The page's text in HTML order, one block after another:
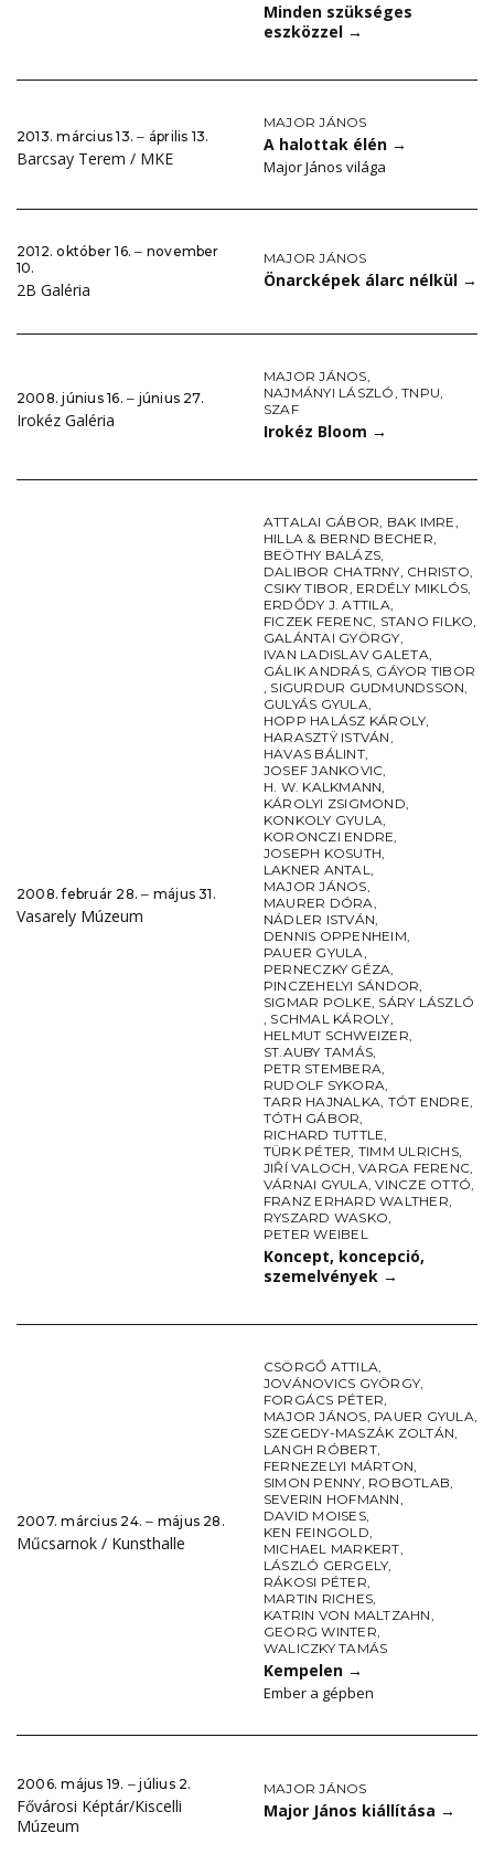
Minden szükséges
eszközzel →
2013. március 13. ‒ április 13.
Barcsay Terem / MKE
MAJOR JÁNOS
A halottak élén →
Major János világa
2012. október 16. ‒ november
10.
2B Galéria
MAJOR JÁNOS
Önarcképek álarc nélkül →
2008. június 16. ‒ június 27.
Irokéz Galéria
MAJOR JÁNOS,
NAJMÁNYI LÁSZLÓ,TNPU,
SZAF
Irokéz Bloom →
2008. február 28. ‒ május 31.
Vasarely Múzeum
ATTALAI GÁBOR, BAK IMRE,
HILLA & BERND BECHER,
BEÖTHY BALÁZS,
DALIBOR CHATRNY, CHRISTO,
CSIKY TIBOR, ERDÉLY MIKLÓS,
ERDŐDY J. ATTILA,
FICZEK FERENC, STANO FILKO,
GALÁNTAI GYÖRGY,
IVAN LADISLAV GALETA,
GÁLIK ANDRÁS, GÁYOR TIBOR
, SIGURDUR GUDMUNDSSON,
GULYÁS GYULA,
HOPP HALÁSZ KÁROLY,
HARASZTŸ ISTVÁN,
HAVAS BÁLINT,
JOSEF JANKOVIC,
H. W. KALKMANN,
KÁROLYI ZSIGMOND,
KONKOLY GYULA,
KORONCZI ENDRE,
JOSEPH KOSUTH,
LAKNER ANTAL,
MAJOR JÁNOS,
MAURER DÓRA,
NÁDLER ISTVÁN,
DENNIS OPPENHEIM,
PAUER GYULA,
PERNECZKY GÉZA,
PINCZEHELYI SÁNDOR,
SIGMAR POLKE, SÁRY LÁSZLÓ
, SCHMAL KÁROLY,
HELMUT SCHWEIZER,
ST.AUBY TAMÁS,
PETR STEMBERA,
RUDOLF SYKORA,
TARR HAJNALKA, TÓT ENDRE,
TÓTH GÁBOR,
RICHARD TUTTLE,
TÜRK PÉTER, TIMM ULRICHS,
JIŘÍ VALOCH,VARGA FERENC,
VÁRNAI GYULA,VINCZE OTTÓ,
FRANZ ERHARD WALTHER,
RYSZARD WASKO,
PETER WEIBEL
Koncept, koncepció,
szemelvények →
2007. március 24. ‒ május 28.
Műcsarnok / Kunsthalle
CSÖRGŐ ATTILA,
JOVÁNOVICS GYÖRGY,
FORGÁCS PÉTER,
MAJOR JÁNOS, PAUER GYULA,
SZEGEDY-MASZÁK ZOLTÁN,
LANGH RÓBERT,
FERNEZELYI MÁRTON,
SIMON PENNY, ROBOTLAB,
SEVERIN HOFMANN,
DAVID MOISES,
KEN FEINGOLD,
MICHAEL MARKERT,
LÁSZLÓ GERGELY,
RÁKOSI PÉTER,
MARTIN RICHES,
KATRIN VON MALTZAHN,
GEORG WINTER,
WALICZKY TAMÁS
Kempelen →
Ember a gépben
2006. május 19. ‒ július 2.
Fővárosi Képtár/Kiscelli
Múzeum
MAJOR JÁNOS
Major János kiállítása →